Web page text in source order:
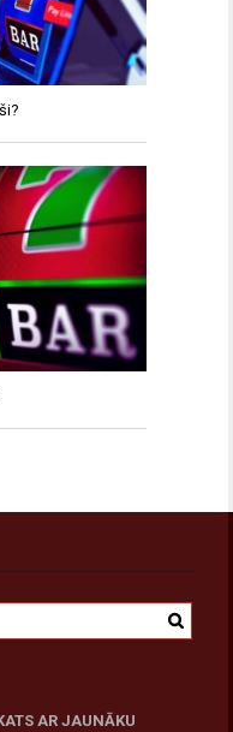
AR JAUNĀKU